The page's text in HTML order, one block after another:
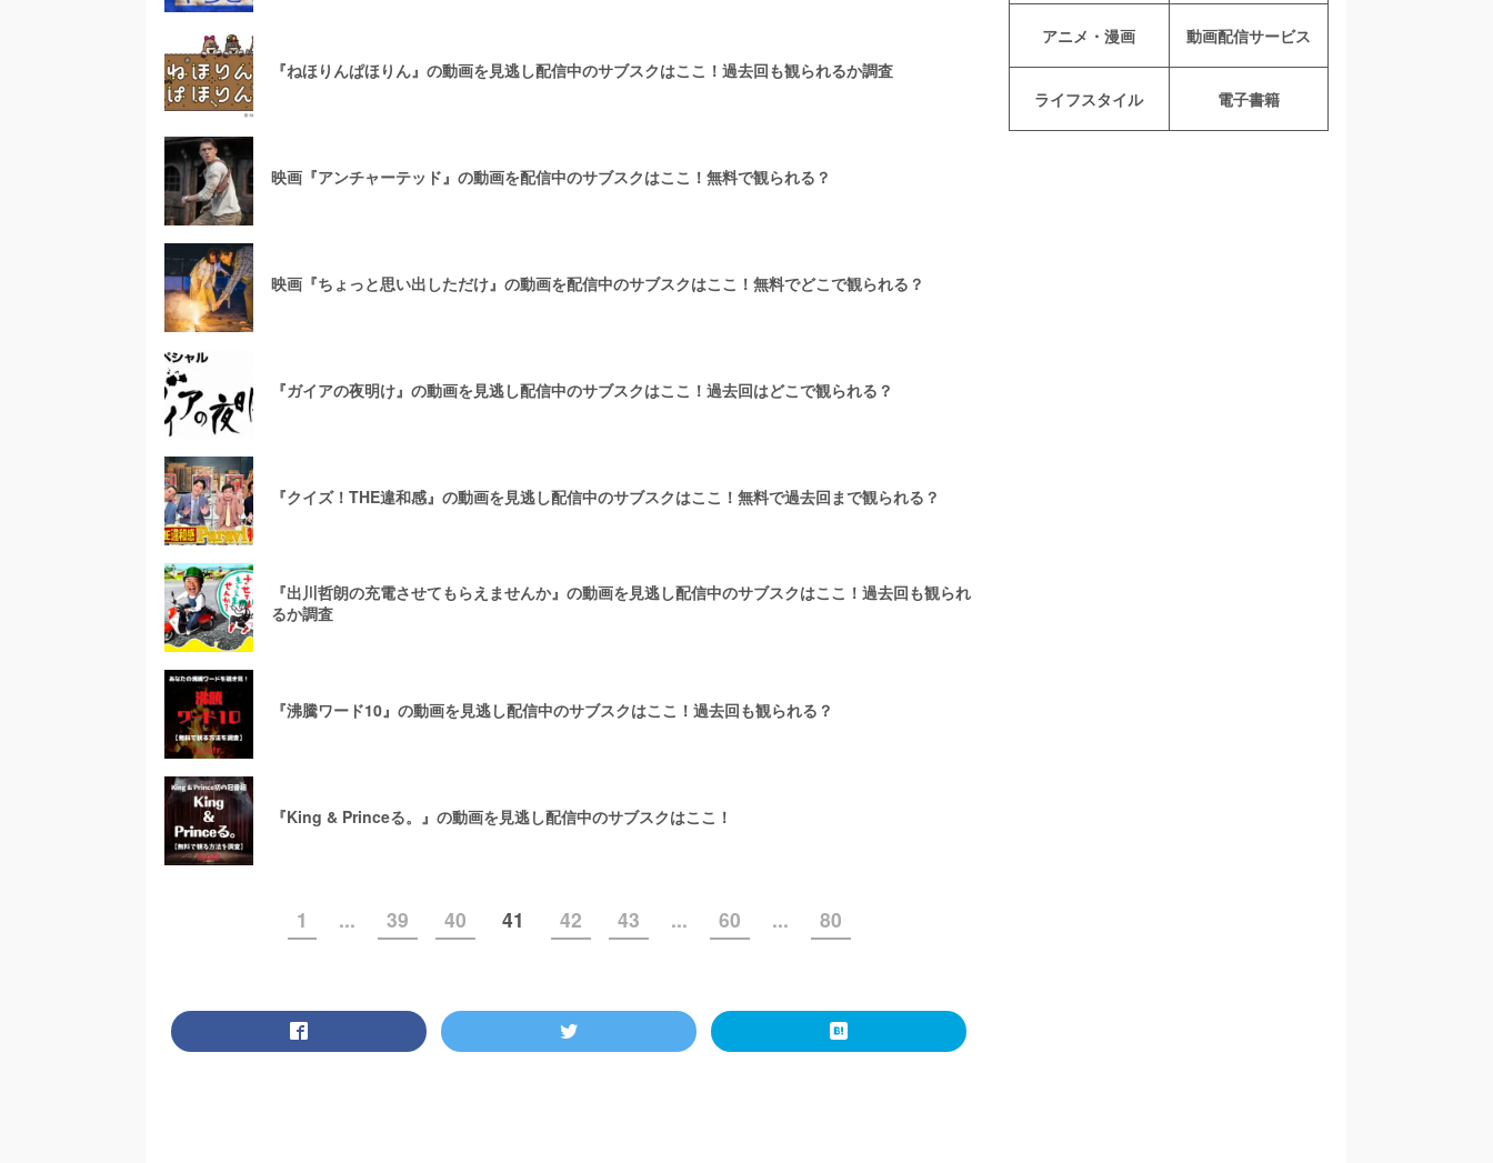
『ねほりんぱほりん』の動画を見逃し配信中のサブスクはここ！過去回も観られるか調査
映画『アンチャーテッド』の動画を配信中のサブスクはここ！無料で観られる？
映画『ちょっと思い出しただけ』の動画を配信中のサブスクはここ！無料でどこで観られる？
『ガイアの夜明け』の動画を見逃し配信中のサブスクはここ！過去回はどこで観られる？
『クイズ！THE違和感』の動画を見逃し配信中のサブスクはここ！無料で過去回まで観られる？
『出川哲朗の充電させてもらえませんか』の動画を見逃し配信中のサブスクはここ！過去回も観られ
るか調査
『沸騰ワード10』の動画を見逃し配信中のサブスクはここ！過去回も観られる？
『King & Princeる。』の動画を見逃し配信中のサブスクはここ！
1 ... 39 40 41 42 43 ... 60 ... 80
アニメ・漫画 動画配信サービス
ライフスタイル 電子書籍